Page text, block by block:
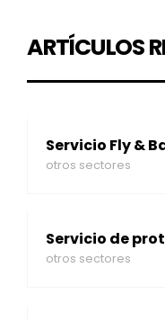
ARTÍCULOS
Servicio Fly &
otros sectores
Servicio de
otros sectores